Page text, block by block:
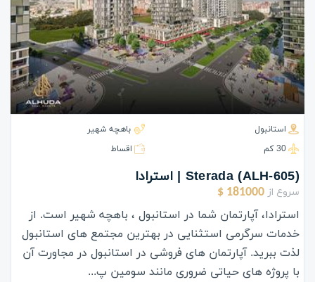
استانبول
باهچه شهیر
30 كم
اقساط
(ALH-605) Sterada | استرادا
سروع از 181000 $
استرادا، آپارتمان شما در استانبول ، باهچه شهیر است. از
خدمات سرگرمی استثنایی در بهترین مجتمع های استانبول
لذت ببرید. آپارتمان های فروشی در استانبول در مجاورت آن
با پروژه های حیاتی ضروری مانند سومین پ...